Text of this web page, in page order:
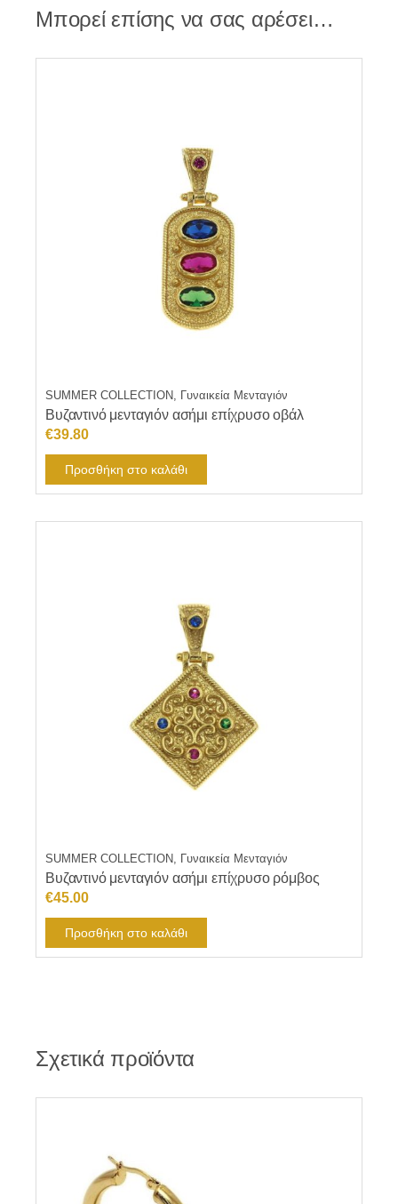
Μπορεί επίσης να σας αρέσει…
SUMMER COLLECTION, Γυναικεία Μενταγιόν
Βυζαντινό μενταγιόν ασήμι επίχρυσο οβάλ
€39.80
Προσθήκη στο καλάθι
SUMMER COLLECTION, Γυναικεία Μενταγιόν
Βυζαντινό μενταγιόν ασήμι επίχρυσο ρόμβος
€45.00
Προσθήκη στο καλάθι
Σχετικά προϊόντα